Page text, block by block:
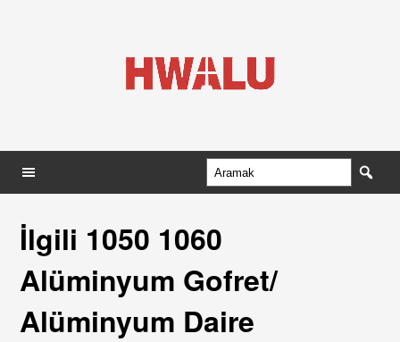
İlgili 1050 1060
Alüminyum Gofret/
Alüminyum Daire